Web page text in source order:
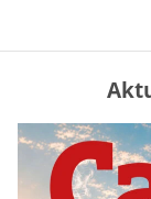
mehr